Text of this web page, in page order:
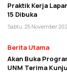
Praktik Kerja
15 Dibuka
Sabtu, 25 November
Berita Utama
Akan Buka
UNM Terima